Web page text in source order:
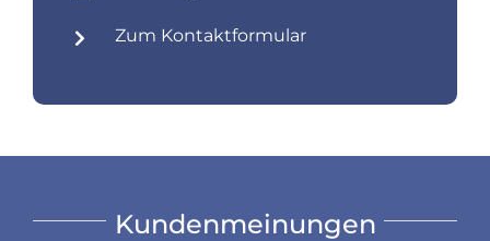
Zum Kontaktformular
Kundenmeinungen